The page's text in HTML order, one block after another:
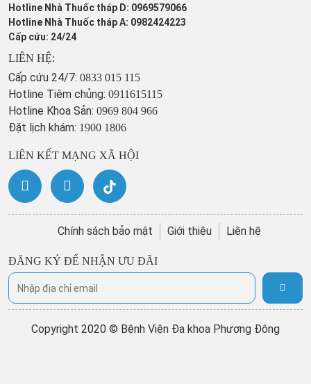
Hotline Nhà Thuốc tháp D: 0969579066
Hotline Nhà Thuốc tháp A: 0982424223
Cấp cứu: 24/24
LIÊN HỆ:
Cấp cứu 24/7: 0833 015 115
Hotline Tiêm chủng: 0911615115
Hotline Khoa Sản: 0969 804 966
Đặt lịch khám: 1900 1806
LIÊN KẾT MẠNG XÃ HỘI
Chính sách bảo mật Giới thiệu Liên hệ
ĐĂNG KÝ ĐỂ NHẬN ƯU ĐÃI
Copyright 2020 © Bệnh Viện Đa khoa Phương Đông